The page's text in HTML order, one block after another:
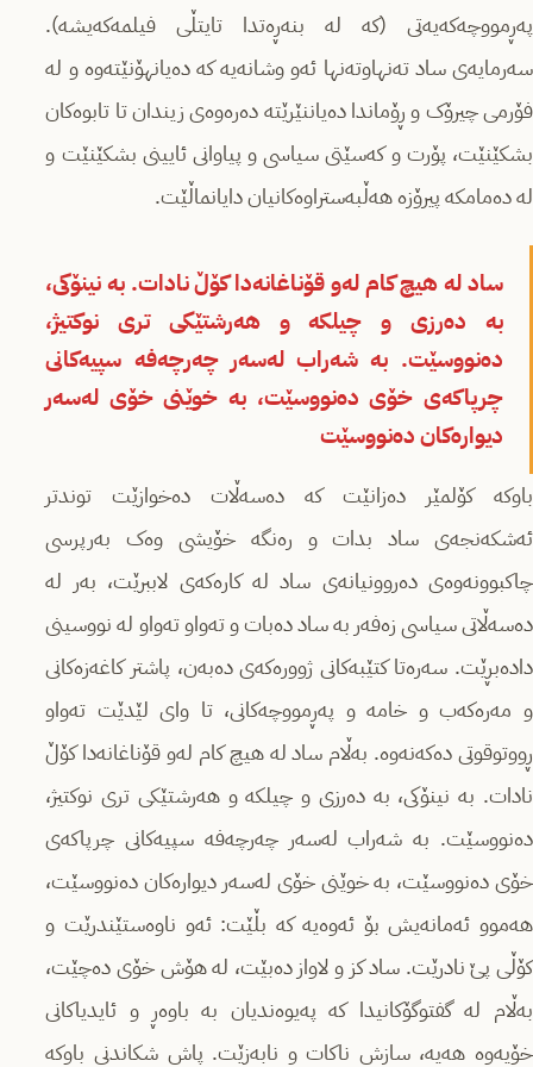
پەڕمووچەکەیەتی (کە لە بنەڕەتدا تایتڵی فیلمەکەیشە).
سەرمایەی ساد تەنهاوتەنها ئەو وشانەیە کە دەیانهۆنێتەوە و لە
فۆرمی چیرۆک و ڕۆماندا دەیاننێرێتە دەرەوەی زیندان تا تابوەکان
بشکێنێت، پۆرت و کەسێتی سیاسی و پیاوانی ئایینی بشکێنێت و
لە دەمامکە پیرۆزە هەڵبەستراوەکانیان دایانماڵێت.
ساد لە هیچ کام لەو قۆناغانەدا کۆڵ نادات. بە نینۆکی،
بە دەرزی و چیلکە و هەرشتێکی تری نوکتیژ،
دەنووسێت. بە شەراب لەسەر چەرچەفە سپیەکانی
چرپاکەی خۆی دەنووسێت، بە خوێنی خۆی لەسەر
دیوارەکان دەنووسێت
باوکە کۆلمێر دەزانێت کە دەسەڵات دەخوازێت توندتر
ئەشکەنجەی ساد بدات و رەنگە خۆیشی وەک بەرپرسی
چاکبوونەوەی دەروونیانەی ساد لە کارەکەی لاببرێت، بەر لە
دەسەڵاتی سیاسی زەفەر بە ساد دەبات و تەواو تەواو لە نووسینی
دادەبڕێت. سەرەتا کتێبەکانی ژوورەکەی دەبەن، پاشتر کاغەزەکانی
و مەرەکەب و خامە و پەڕمووچەکانی، تا وای لێدێت تەواو
ڕووتوقوتی دەکەنەوە. بەڵام ساد لە هیچ کام لەو قۆناغانەدا کۆڵ
نادات. بە نینۆکی، بە دەرزی و چیلکە و هەرشتێکی تری نوکتیژ،
دەنووسێت. بە شەراب لەسەر چەرچەفە سپیەکانی چرپاکەی
خۆی دەنووسێت، بە خوێنی خۆی لەسەر دیوارەکان دەنووسێت،
هەموو ئەمانەیش بۆ ئەوەیە کە بڵێت: ئەو ناوەستێندرێت و
کۆڵی پێ نادرێت. ساد کز و لاواز دەبێت، لە هۆش خۆی دەچێت،
بەڵام لە گفتوگۆکانیدا کە پەیوەندیان بە باوەڕ و ئایدیاکانی
خۆیەوە هەیە، سازش ناکات و نابەزێت. پاش شکاندنی باوکە